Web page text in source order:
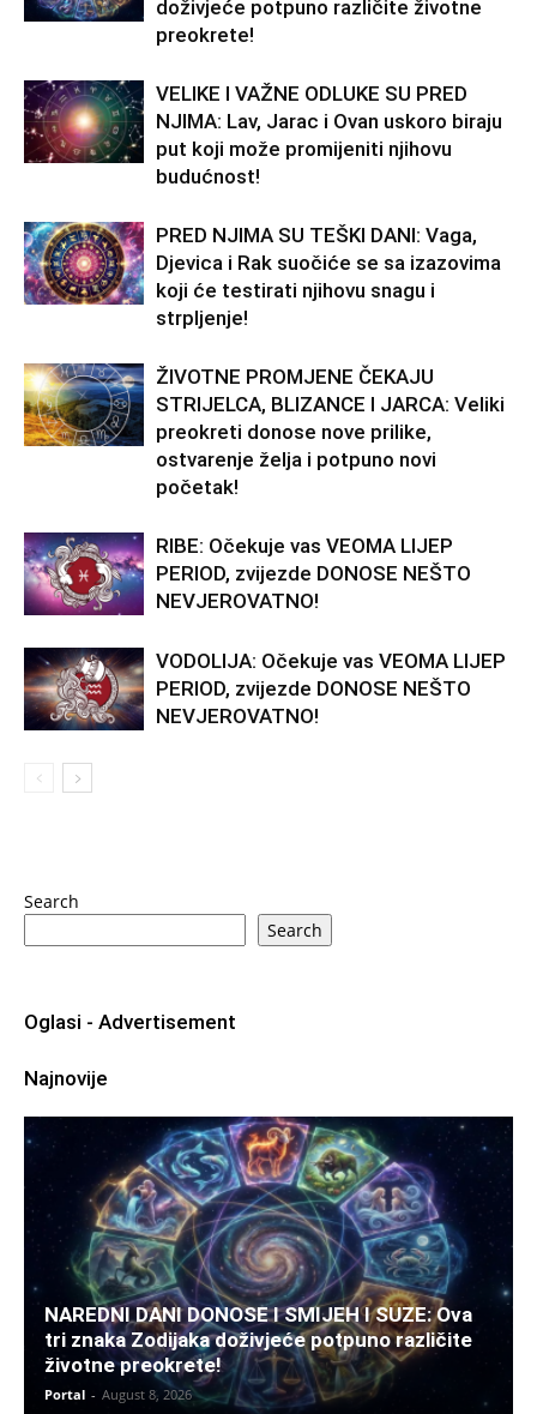
doživjeće potpuno različite životne
preokrete!
VELIKE I VAŽNE ODLUKE SU PRED
NJIMA: Lav, Jarac i Ovan uskoro biraju
put koji može promijeniti njihovu
budućnost!
PRED NJIMA SU TEŠKI DANI: Vaga,
Djevica i Rak suočiće se sa izazovima
koji će testirati njihovu snagu i
strpljenje!
ŽIVOTNE PROMJENE ČEKAJU
STRIJELCA, BLIZANCE I JARCA: Veliki
preokreti donose nove prilike,
ostvarenje želja i potpuno novi
početak!
RIBE: Očekuje vas VEOMA LIJEP
PERIOD, zvijezde DONOSE NEŠTO
NEVJEROVATNO!
VODOLIJA: Očekuje vas VEOMA LIJEP
PERIOD, zvijezde DONOSE NEŠTO
NEVJEROVATNO!
Search
Search
Oglasi - Advertisement
Najnovije
NAREDNI DANI DONOSE I SMIJEH I SUZE: Ova
tri znaka Zodijaka doživjeće potpuno različite
životne preokrete!
Portal - August 8, 2026